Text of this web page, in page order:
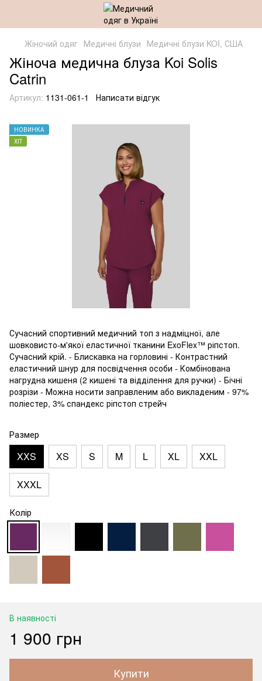
Жіночий одяг Медичні блузи Медичні блузи KOI, США
Жіноча медична блуза Koi Solis
Catrin
Артикул: 1131-061-1 Написати відгук
НОВИНКА
ХІТ
Сучасний спортивний медичний топ з надміцної, але
шовковисто-м'якої еластичної тканини ExoFlex™ ріпстоп.
Сучасний крій. - Блискавка на горловині - Контрастний
еластичний шнур для посвідчення особи - Комбінована
нагрудна кишеня (2 кишені та відділення для ручки) - Бічні
розрізи - Можна носити заправленим або викладеним - 97%
поліестер, 3% спандекс ріпстоп стрейч
Размер
XXS XS S M L XL XXL
XXXL
Колір
В наявності
1 900 грн
Купити